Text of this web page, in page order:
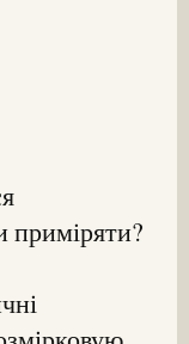
приміряти?